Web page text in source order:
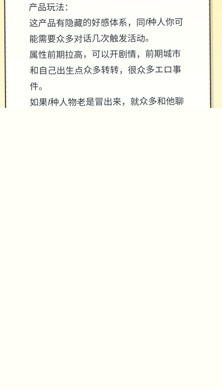
产品玩法：
这产品有隐藏的好感体系，同1种人你可
能需要众多对话几次触发活动。
属性前期拉高，可以开剧情，前期城市
和自己出生点众多转转，很众多エロ事
件。
如果1种人物老是冒出来，就众多和他聊